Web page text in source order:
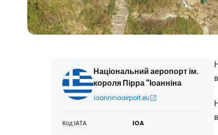
Національний аеропорт ім.
короля Пірра "Іоанніна
ioanninaairport.eu
Код IATA
IOA